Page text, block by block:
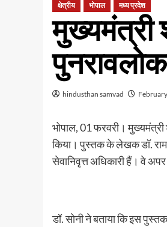
क्षेत्रीय भोपाल मध्य प्रदेश
मुख्यमंत्री
hindusthan samvad
भोपाल, 01 फरवरी। मुख्यमंत्री
किया। पुस्तक के लेखक डॉ.
सेवानिवृत्त अधिकारी हैं। वे
डॉ. सोनी ने बताया कि इस